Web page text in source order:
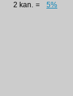
2 kan. = 5%